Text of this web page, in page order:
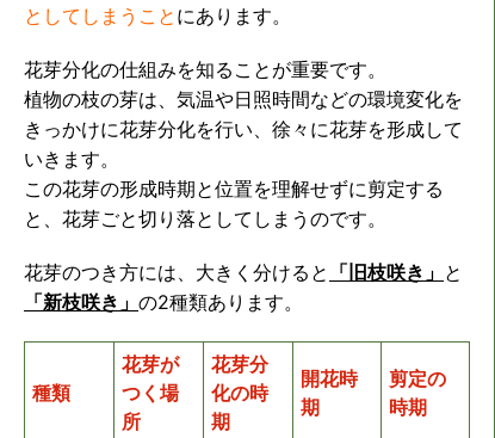
としてしまうこと にあります。
花芽分化の仕組みを知ることが重要です。
植物の枝の芽は、気温や日照時間などの環境変化を
きっかけに花芽分化を行い、徐々に花芽を形成して
いきます。
この花芽の形成時期と位置を理解せずに剪定する
と、花芽ごと切り落としてしまうのです。
花芽のつき方には、大きく分けると 「旧枝咲き」 と
「新枝咲き」 の2種類あります。
種類
花芽が
つく場
所
花芽分
化の時
期
開花時
期
剪定の
時期